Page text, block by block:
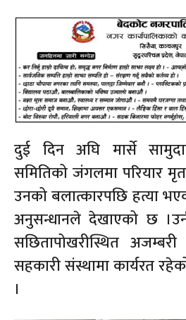
दुई दिन अघि मार्से
समितिको जंगलमा परियार
उनको बलात्कारपछि हत्या
अनुसन्धानले देखाएको छ
सछितापोखरीस्थित
सहकारी संस्थामा कार्यरत
।